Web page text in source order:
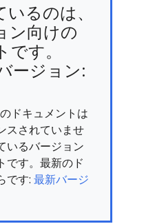
るのは、
ン向けの
です。
ージョン:
ドキュメントは
スされていませ
いるバージョン
です。最新のド
です: 最新バージ